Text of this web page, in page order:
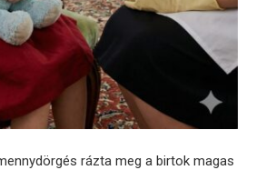
rázta meg a birtok magas